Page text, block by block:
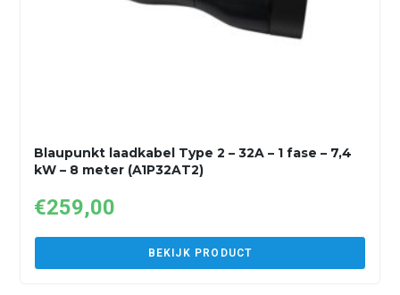
Blaupunkt laadkabel Type 2 – 32A – 1 fase – 7,4
kW – 8 meter (A1P32AT2)
€259,00
BEKIJK PRODUCT